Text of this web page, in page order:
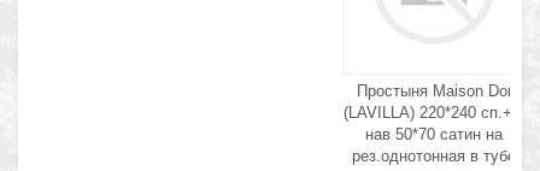
Простыня Maison Dor
(LAVILLA) 220*240 сп.+ 2
нав 50*70 сатин на
рез.однотонная в тубе